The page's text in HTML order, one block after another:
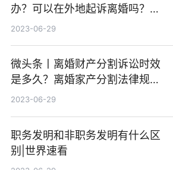
办？可以在外地起诉离婚吗？起
诉离婚被起诉方不去怎么判？
2023-06-29
微头条丨离婚财产分割诉讼时效
是多久？离婚家产分割法律规定
有什么内容？
2023-06-29
职务发明和非职务发明有什么区
别|世界速看